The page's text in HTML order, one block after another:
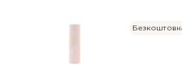
Окисник